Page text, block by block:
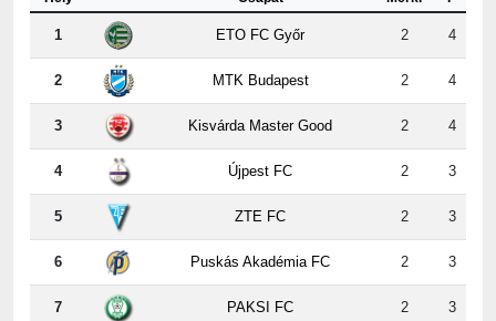
2 MTK Budapest 2 4
3 Kisvárda Master Good 2 4
4 Újpest FC 2 3
5 ZTE FC 2 3
6 Puskás Akadémia FC 2 3
7 PAKSI FC 2 3
8 Nyíregyháza 2 3